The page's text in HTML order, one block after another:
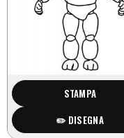
STAMPA
✏️ DISEGNA